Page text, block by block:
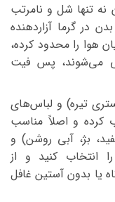
تنها شل و نامرتب
در گرما آزاردهنده
هوا را محدود کرده،
می‌شوند، پس فیت
تیره) و لباس‌های
کرده و اصلاً مناسب
بژ، آبی روشن) و
انتخاب کنید و از
یا بدون آستین غافل